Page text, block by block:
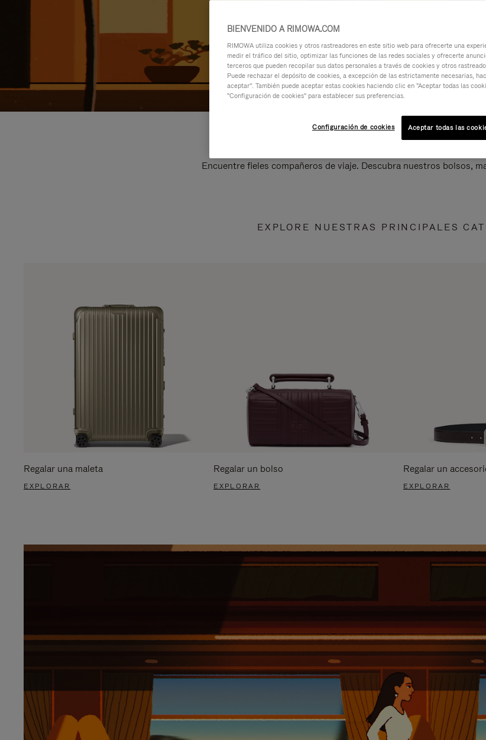
Encuentre fieles compañeros de viaje. Descubra nuestros bolsos,
EXPLORE NUESTRAS PRINCIPALES
Regalar una maleta
EXPLORAR
Regalar un bolso
EXPLORAR
Regalar un
EXPLORAR
BIENVENIDO A RIMOWA.COM
RIMOWA utiliza cookies y otros rastreadores en este sitio web para ofrecerte una
medir el tráfico del sitio, optimizar las funciones de las redes sociales y ofrecerte
terceros que pueden recopilar sus datos personales a través de cookies y otros
Puede rechazar el depósito de cookies, a excepción de las estrictamente necesarias,
aceptar”. También puede aceptar estas cookies haciendo clic en "Aceptar todas las
"Configuración de cookies" para establecer sus preferencias.
Configuración de cookies Aceptar todas las